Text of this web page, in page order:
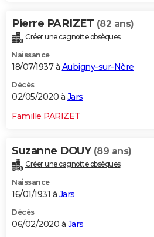
Pierre PARIZET (82 ans)
Créer une cagnotte obsèques
Naissance
18/07/1937 à Aubigny-sur-Nère
Décès
02/05/2020 à Jars
Famille PARIZET
Suzanne DOUY (89 ans)
Créer une cagnotte obsèques
Naissance
16/01/1931 à Jars
Décès
06/02/2020 à Jars